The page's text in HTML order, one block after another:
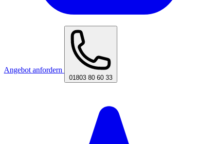
Angebot anfordern
01803 80 60 33